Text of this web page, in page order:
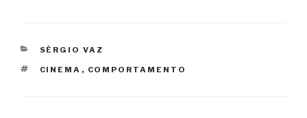
CATEGORIAS
SÉRGIO VAZ
TAGS
CINEMA , COMPORTAMENTO